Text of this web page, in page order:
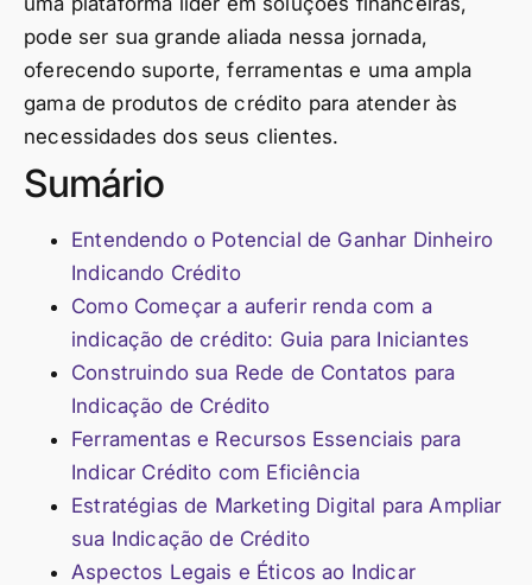
pode ser sua grande aliada nessa jornada,
oferecendo suporte, ferramentas e uma ampla
gama de produtos de crédito para atender às
necessidades dos seus clientes.
Sumário
Entendendo o Potencial de Ganhar Dinheiro
Indicando Crédito
Como Começar a auferir renda com a
indicação de crédito: Guia para Iniciantes
Construindo sua Rede de Contatos para
Indicação de Crédito
Ferramentas e Recursos Essenciais para
Indicar Crédito com Eficiência
Estratégias de Marketing Digital para Ampliar
sua Indicação de Crédito
Aspectos Legais e Éticos ao Indicar